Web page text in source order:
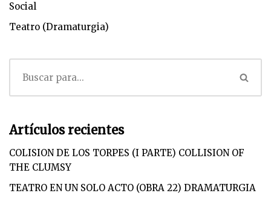
Social
Teatro (Dramaturgia)
Artículos recientes
COLISION DE LOS TORPES (I PARTE) COLLISION OF
THE CLUMSY
TEATRO EN UN SOLO ACTO (OBRA 22) DRAMATURGIA